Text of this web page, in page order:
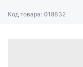
Код товара: 018832